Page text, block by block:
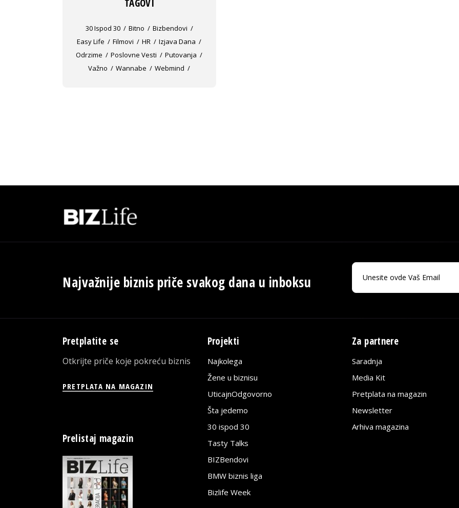
TAGOVI
30 Ispod 30 Bitno
Bizbendovi
Easy Life
Filmovi HR
Izjava Dana
Odrzime
Poslovne Vesti
Putovanja
Važno
Wannabe Webmind
Najvažnije biznis priče svakog dana u inboksu
Pretplatite se
Otkrijte priče koje pokreću biznis
PRETPLATA NA MAGAZIN
Prelistaj magazin
Projekti
Najkolega
Žene u biznisu
UticajnOdgovorno
Šta jedemo
30 ispod 30
Tasty Talks
BIZBendovi
BMW biznis liga
Bizlife Week
Za partnere
Saradnja
Media Kit
Pretplata na magazin
Newsletter
Arhiva magazina